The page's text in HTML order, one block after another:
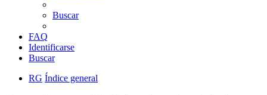
Buscar
FAQ
Identificarse
Buscar
RG Índice general